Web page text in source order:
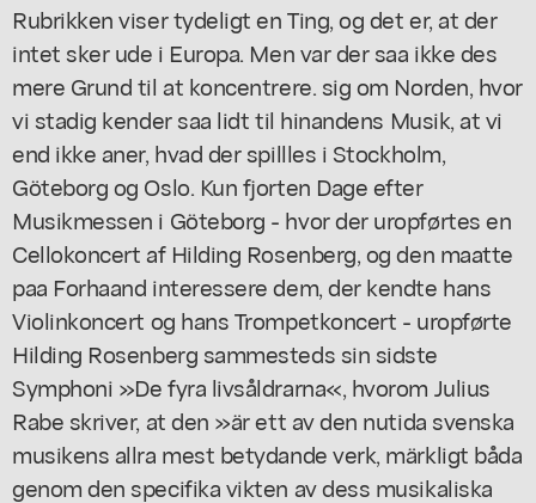
Rubrikken viser tydeligt en Ting, og det er, at der
intet sker ude i Europa. Men var der saa ikke des
mere Grund til at koncentrere. sig om Norden, hvor
vi stadig kender saa lidt til hinandens Musik, at vi
end ikke aner, hvad der spillles i Stockholm,
Göteborg og Oslo. Kun fjorten Dage efter
Musikmessen i Göteborg - hvor der uropførtes en
Cellokoncert af Hilding Rosenberg, og den maatte
paa Forhaand interessere dem, der kendte hans
Violinkoncert og hans Trompetkoncert - uropførte
Hilding Rosenberg sammesteds sin sidste
Symphoni »De fyra livsåldrarna«, hvorom Julius
Rabe skriver, at den »är ett av den nutida svenska
musikens allra mest betydande verk, märkligt båda
genom den specifika vikten av dess musikaliska